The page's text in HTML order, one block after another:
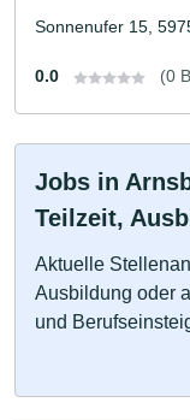
Sonnenufer 15,
0.0 (0
Jobs in
Teilzeit,
Aktuelle
Ausbildung oder
und